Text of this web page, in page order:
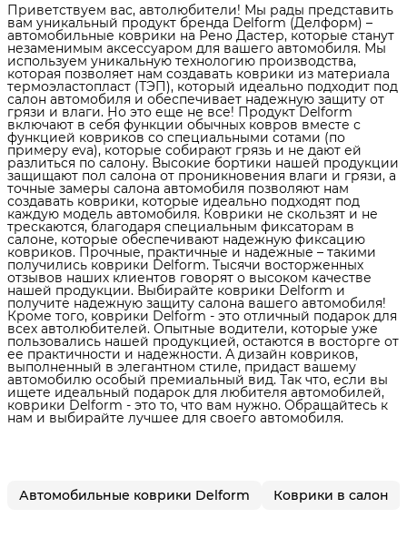
Приветствуем вас, автолюбители! Мы рады представить
вам уникальный продукт бренда Delform (Делформ) –
автомобильные коврики на Рено Дастер, которые станут
незаменимым аксессуаром для вашего автомобиля. Мы
используем уникальную технологию производства,
которая позволяет нам создавать коврики из материала
термоэластопласт (ТЭП), который идеально подходит под
салон автомобиля и обеспечивает надежную защиту от
грязи и влаги. Но это еще не все! Продукт Delform
включают в себя функции обычных ковров вместе с
функцией ковриков со специальными сотами (по
примеру eva), которые собирают грязь и не дают ей
разлиться по салону. Высокие бортики нашей продукции
защищают пол салона от проникновения влаги и грязи, а
точные замеры салона автомобиля позволяют нам
создавать коврики, которые идеально подходят под
каждую модель автомобиля. Коврики не скользят и не
трескаются, благодаря специальным фиксаторам в
салоне, которые обеспечивают надежную фиксацию
ковриков. Прочные, практичные и надежные – такими
получились коврики Delform. Тысячи восторженных
отзывов наших клиентов говорят о высоком качестве
нашей продукции. Выбирайте коврики Delform и
получите надежную защиту салона вашего автомобиля!
Кроме того, коврики Delform - это отличный подарок для
всех автолюбителей. Опытные водители, которые уже
пользовались нашей продукцией, остаются в восторге от
ее практичности и надежности. А дизайн ковриков,
выполненный в элегантном стиле, придаст вашему
автомобилю особый премиальный вид. Так что, если вы
ищете идеальный подарок для любителя автомобилей,
коврики Delform - это то, что вам нужно. Обращайтесь к
нам и выбирайте лучшее для своего автомобиля.
Автомобильные коврики Delform Коврики в салон